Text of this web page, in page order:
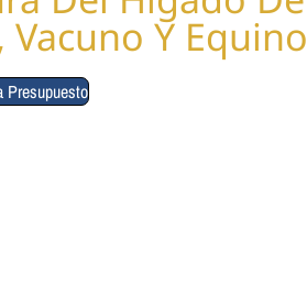
Vacuno Y Equino
Presupuesto